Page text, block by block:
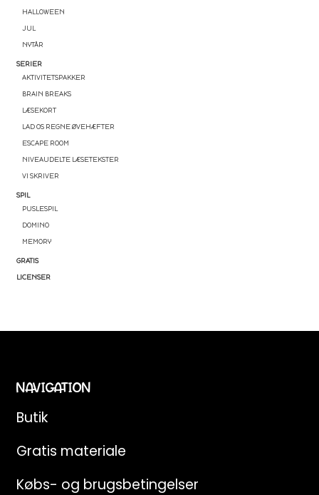
HALLOWEEN
JUL
NYTÅR
SERIER
AKTIVITETSPAKKER
BRAIN BREAKS
LÆSEKORT
LAD OS REGNE ØVEHÆFTER
ESCAPE ROOM
NIVEAUDELTE LÆSETEKSTER
VI SKRIVER
SPIL
PUSLESPIL
DOMINO
MEMORY
GRATIS
LICENSER
NAVIGATION
Butik
Gratis materiale
Købs- og brugsbetingelser
💛 Få en gratis
læringsspil (værdi 50 kr)
💛 Praktiske tips og gratis
undervisningsmateriale direkte i din
indbakke
Email
JA, TAK
e-mails fra Teaching FUNtastic. Du kan afmelde
dig når som helst.